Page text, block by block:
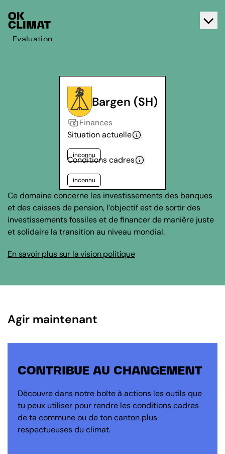
Evaluation
Bargen (SH)
Finances
Situation actuelle
inconnu
Conditions cadres
inconnu
Ce domaine concerne les investissements des banques
et des caisses de pension, l’objectif est de sortir des
investissements fossiles et de financer de manière juste
et solidaire la transition au niveau mondial.
En savoir plus sur la vision politique
Agir maintenant
CONTRIBUE AU CHANGEMENT
Découvre dans notre boîte à actions les outils que
tu peux utiliser pour rendre les conditions cadres
de ta commune ou de ton canton plus
respectueuses du climat.